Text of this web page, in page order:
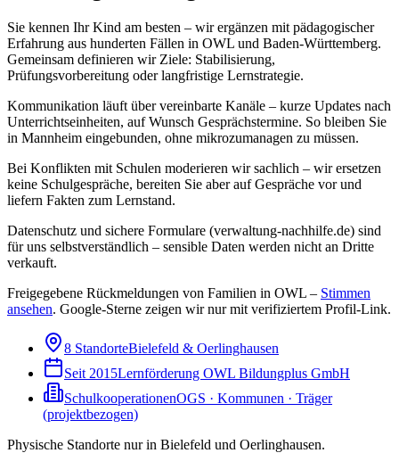
Sie kennen Ihr Kind am besten – wir ergänzen mit pädagogischer
Erfahrung aus hunderten Fällen in OWL und Baden-Württemberg.
Gemeinsam definieren wir Ziele: Stabilisierung,
Prüfungsvorbereitung oder langfristige Lernstrategie.
Kommunikation läuft über vereinbarte Kanäle – kurze Updates nach
Unterrichtseinheiten, auf Wunsch Gesprächstermine. So bleiben Sie
in Mannheim eingebunden, ohne mikrozumanagen zu müssen.
Bei Konflikten mit Schulen moderieren wir sachlich – wir ersetzen
keine Schulgespräche, bereiten Sie aber auf Gespräche vor und
liefern Fakten zum Lernstand.
Datenschutz und sichere Formulare (verwaltung-nachhilfe.de) sind
für uns selbstverständlich – sensible Daten werden nicht an Dritte
verkauft.
Freigegebene Rückmeldungen von Familien in OWL – Stimmen
ansehen. Google-Sterne zeigen wir nur mit verifiziertem Profil-Link.
8 StandorteBielefeld & Oerlinghausen
Seit 2015Lernförderung OWL Bildungplus GmbH
SchulkooperationenOGS · Kommunen · Träger
(projektbezogen)
Physische Standorte nur in Bielefeld und Oerlinghausen.